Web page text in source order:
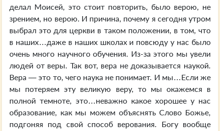
делал Моисей, это стоит повторить, было верою, не
зрением, но верою. И причина, почему я сегодня утром
выбрал это для церкви в таком положении, в том, что
в наших…даже в наших школах и повсюду у нас было
очень много научного обучения. Из-за этого мы увели
людей от веры. Так вот, вера не доказывается наукой.
Вера — это то, чего наука не понимает. И мы…Если же
мы потеряем эту великую веру, то мы окажемся в
полной темноте, это…неважно какое хорошее у нас
образование, как мы можем объяснять Слово Божье,
подгоняя под свой способ верования. Богу вообще